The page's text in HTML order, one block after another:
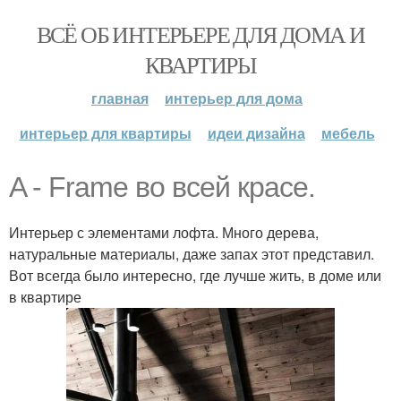
ВСЁ ОБ ИНТЕРЬЕРЕ ДЛЯ ДОМА И
КВАРТИРЫ
главная
интерьер для дома
интерьер для квартиры
идеи дизайна мебель
A - Frame во всей красе.
Интерьер с элементами лофта. Много дерева,
натуральные материалы, даже запах этот представил.
Вот всегда было интересно, где лучше жить, в доме или
в квартире